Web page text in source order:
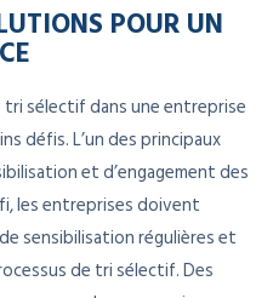
POUR UN
tri sélectif dans une entreprise
défis. L’un des principaux
et d’engagement des
les entreprises doivent
sensibilisation régulières et
de tri sélectif. Des